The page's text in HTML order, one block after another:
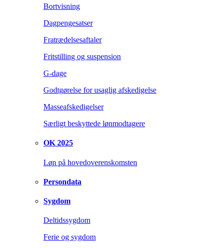
Bortvisning
Dagpengesatser
Fratrædelsesaftaler
Fritstilling og suspension
G-dage
Godtgørelse for usaglig afskedigelse
Masseafskedigelser
Særligt beskyttede lønmodtagere
OK 2025
Løn på hovedoverenskomsten
Persondata
Sygdom
Deltidssygdom
Ferie og sygdom